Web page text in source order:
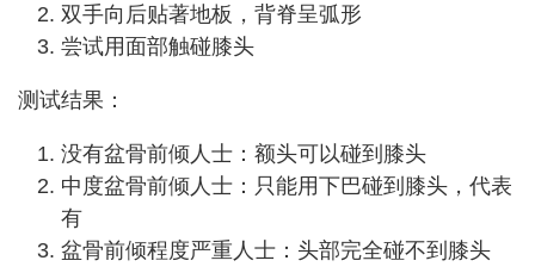
双手向后贴著地板，背脊呈弧形
尝试用面部触碰膝头
测试结果：
没有盆骨前倾人士：额头可以碰到膝头
中度盆骨前倾人士：只能用下巴碰到膝头，代表
有
盆骨前倾程度严重人士：头部完全碰不到膝头